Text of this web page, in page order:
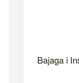
Bajaga i